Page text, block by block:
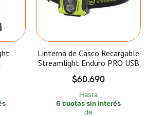
Linterna de Casco Recargable
Streamlight Enduro PRO USB
$60.690
Hasta
6 cuotas sin interés
de